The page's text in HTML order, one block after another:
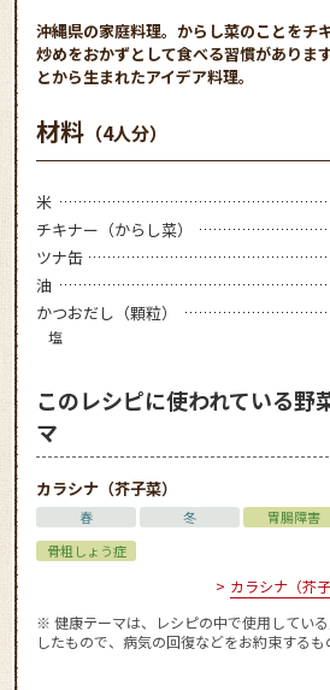
沖縄県の家庭料理。からし菜のことをチ
炒めをおかずとして食べる習慣がありま
とから生まれたアイデア料理。
材料 （4人分）
米
チキナー（からし菜）
ツナ缶
油
かつおだし（顆粒）
塩
このレシピに使われている野
マ
カラシナ（芥子菜）
春 冬 胃腸障害
骨粗しょう症
カラシナ（芥
※ 健康テーマは、レシピの中で使用してい
したもので、病気の回復などをお約束するも